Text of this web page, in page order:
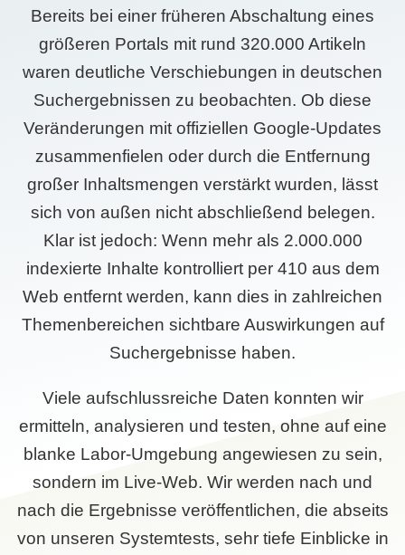
Bereits bei einer früheren Abschaltung eines
größeren Portals mit rund 320.000 Artikeln
waren deutliche Verschiebungen in deutschen
Suchergebnissen zu beobachten. Ob diese
Veränderungen mit offiziellen Google-Updates
zusammenfielen oder durch die Entfernung
großer Inhaltsmengen verstärkt wurden, lässt
sich von außen nicht abschließend belegen.
Klar ist jedoch: Wenn mehr als 2.000.000
indexierte Inhalte kontrolliert per 410 aus dem
Web entfernt werden, kann dies in zahlreichen
Themenbereichen sichtbare Auswirkungen auf
Suchergebnisse haben.
Viele aufschlussreiche Daten konnten wir
ermitteln, analysieren und testen, ohne auf eine
blanke Labor-Umgebung angewiesen zu sein,
sondern im Live-Web. Wir werden nach und
nach die Ergebnisse veröffentlichen, die abseits
von unseren Systemtests, sehr tiefe Einblicke in